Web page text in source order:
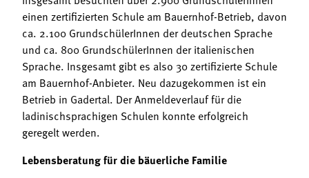
einen zertifizierten Schule am Bauernhof-Betrieb, davon
ca. 2.100 GrundschülerInnen der deutschen Sprache
und ca. 800 GrundschülerInnen der italienischen
Sprache. Insgesamt gibt es also 30 zertifizierte Schule
am Bauernhof-Anbieter. Neu dazugekommen ist ein
Betrieb in Gadertal. Der Anmeldeverlauf für die
ladinischsprachigen Schulen konnte erfolgreich
geregelt werden.
Lebensberatung für die bäuerliche Familie